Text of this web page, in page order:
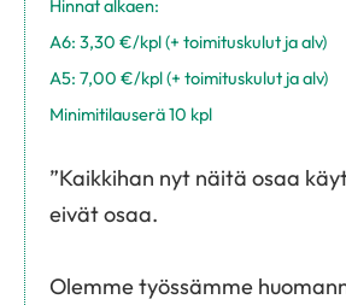
Hinnat alkaen:
A6: 3,30 €/kpl (+ toimituskulut ja alv)
A5: 7,00 €/kpl (+ toimituskulut ja alv)
Minimitilauserä 10 kpl
”Kaikkihan nyt näitä osaa
eivät osaa.
Olemme työssämme